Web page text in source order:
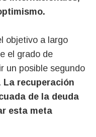
objetivo a largo
el grado de
un posible segundo
La recuperación
de la deuda
esta meta